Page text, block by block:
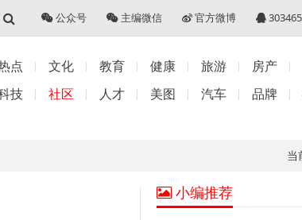
官方微博
主编微信
公众号
点 文化 教育 健康 旅游 房产
技
社区 人才 美图 汽车 品牌
当
小编推荐